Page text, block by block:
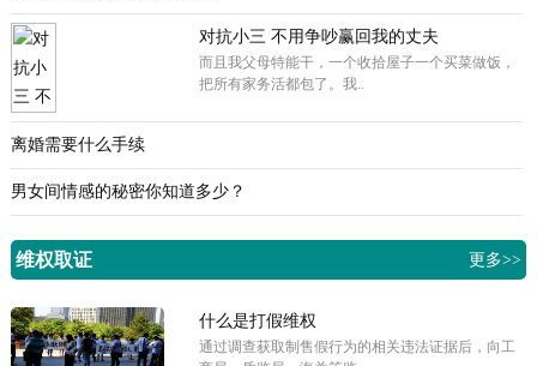
对抗小三 不用争吵赢回我的丈夫
而且我父母特能干，一个收拾屋子一个买菜做饭，
把所有家务活都包了。我..
离婚需要什么手续
男女间情感的秘密你知道多少？
维权取证 更多>>
什么是打假维权
通过调查获取制售假行为的相关违法证据后，向工